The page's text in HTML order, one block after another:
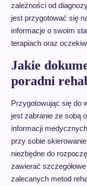
zależności od
jest przygotować się
informacje o swoim
terapiach oraz
Jakie
poradni
Przygotowując się do
jest zabranie ze sobą
informacji
przy sobie
niezbędne do
zawierać
zalecanych metod